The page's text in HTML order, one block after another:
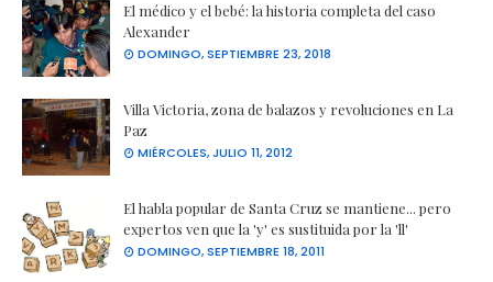
El médico y el bebé: la historia completa del caso
Alexander
DOMINGO, SEPTIEMBRE 23, 2018
Villa Victoria, zona de balazos y revoluciones en La
Paz
MIÉRCOLES, JULIO 11, 2012
El habla popular de Santa Cruz se mantiene... pero
expertos ven que la 'y' es sustituida por la 'll'
DOMINGO, SEPTIEMBRE 18, 2011